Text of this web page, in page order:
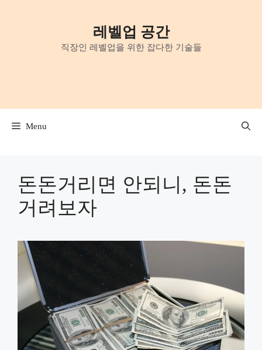
레벨업 공간
직장인 레벨업을 위한 잡다한 기술들
Menu
돈돈거리면 안되니, 돈돈
거려보자